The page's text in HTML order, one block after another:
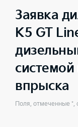
Заявка
K5 GT
системой
впрыска
Поля, отмеченные *,